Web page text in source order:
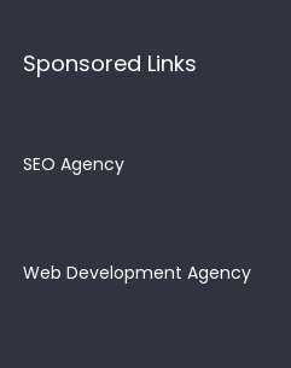
Sponsored Links
SEO Agency
Web Development Agency